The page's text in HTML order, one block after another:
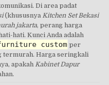
Di area padat
(khususnya Kitchen Set Bekasi
jakarta, perang harga
hati. Kunci Anda adalah
custom per
termurah. Harga seringkali
apakah Kabinet Dapur